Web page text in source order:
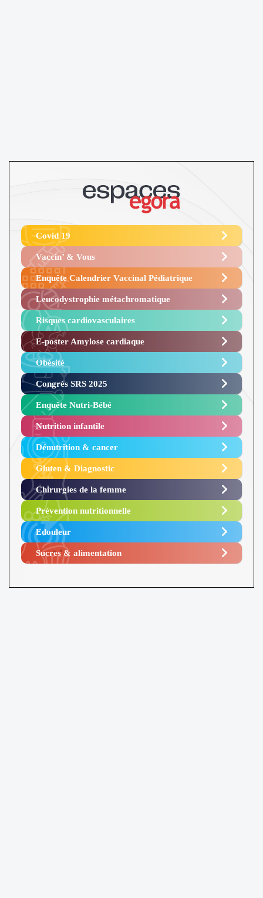
Covid 19
Vaccin’ & Vous
Enquête Calendrier Vaccinal Pédiatrique
Leucodystrophie métachromatique
Risques cardiovasculaires
E-poster Amylose cardiaque ​
Obésité ​
Congrès SRS 2025 ​
Enquête Nutri-Bébé ​
Nutrition infantile
Dénutrition & cancer
Gluten & Diagnostic
Chirurgies de la femme
Prévention nutritionnelle
Edouleur​
Sucres & alimentation​